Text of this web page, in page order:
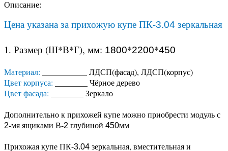
Описание:
Цена указана за прихожую купе ПК-3.04 зеркальная
1. Размер (Ш*В*Г), мм: 1800*2200*450
Материал: ___________ ЛДСП(фасад), ЛДСП(корпус)
Цвет корпуса: ________ Чёрное дерево
Цвет фасада: ________ Зеркало
Дополнительно к прихожей купе можно приобрести модуль с
2-мя ящиками В-2 глубиной 450мм
Прихожая купе ПК-3.04 зеркальная, вместительная и